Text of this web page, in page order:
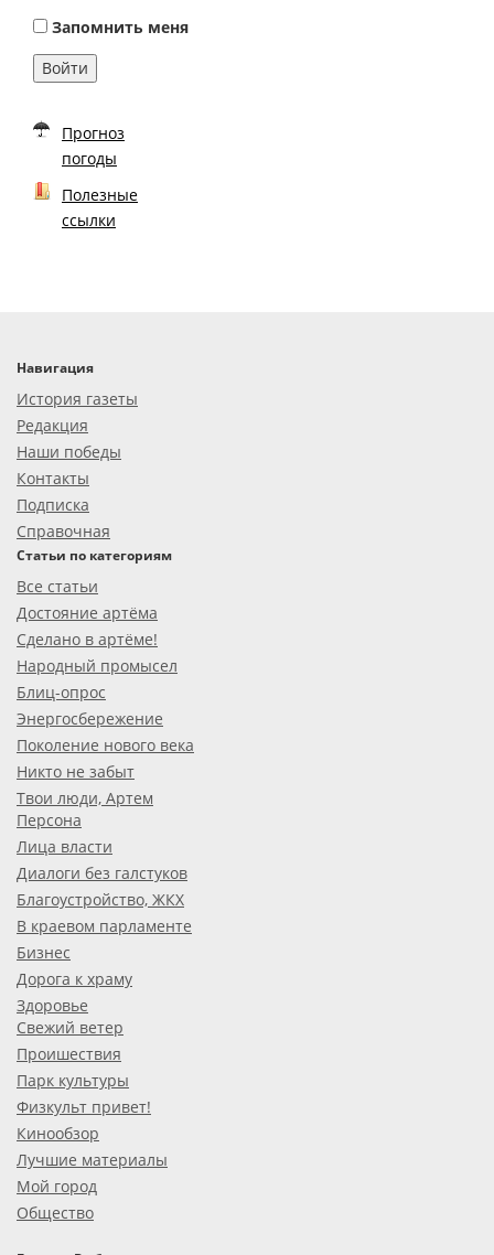
Запомнить меня
Войти
Прогноз
погоды
Полезные
ссылки
Навигация
История газеты
Редакция
Наши победы
Контакты
Подписка
Справочная
Статьи по категориям
Все статьи
Достояние артёма
Сделано в артёме!
Народный промысел
Блиц-опрос
Энергосбережение
Поколение нового века
Никто не забыт
Твои люди, Артем
Персона
Лица власти
Диалоги без галстуков
Благоустройство, ЖКХ
В краевом парламенте
Бизнес
Дорога к храму
Здоровье
Свежий ветер
Проишествия
Парк культуры
Физкульт привет!
Кинообзор
Лучшие материалы
Мой город
Общество